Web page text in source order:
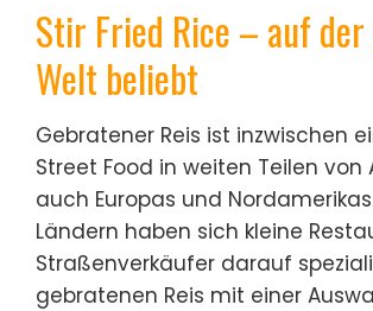
Stir Fried Rice – auf der
Welt beliebt
Gebratener Reis ist inzwischen
Street Food in weiten Teilen von
auch Europas und
Ländern haben sich kleine
Straßenverkäufer darauf
gebratenen Reis mit einer